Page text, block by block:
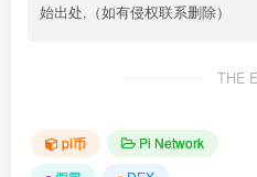
始出处,（如有侵权联系删除）
THE
pi币
Pi Network